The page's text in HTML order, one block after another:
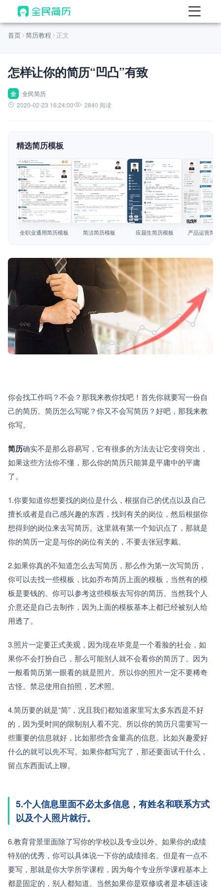
首页
AI 生成简历
AI 优化简历
AI 翻译简历
AI 模拟面试
面试自我介绍
AI 职场工具 New
简历模板
简历教程
首页 简历教程 正文
怎样让你的简历“凹凸”有致
全
全民简历
2020-02-23 16:24:00
2840 阅读
精选简历模板
查看模板
全职业通用简历模板
查看模板
简洁简历模板
查看模板
应届生简历模板
查看模板
产品运营简
你会找工作吗？不会？那我来教你找吧！首先你就要写一份自
己的简历。简历怎么写呢？你又不会写简历？好吧，那我来教
你写。
简历确实不是那么容易写，它有很多的方法去让它变得突出，
如果这些方法你不懂，那么你的简历只能算是平庸中的平庸
了。
1.你要知道你想要找的岗位是什么，根据自己的优点以及自己
擅长或者是自己感兴趣的东西，找到有关的岗位，然后根据你
想得到的岗位来去写简历。这里就有第一个知识点了，那就是
你的简历一定是与你的岗位有关的，不要去张冠李戴。
2.如果你真的不知道怎么去写简历，那么作为第一次写简历，
你可以去找一些模板，比如乔布简历上面的模板，当然有的模
板是要钱的。你可以参考这些模板去写你的简历。当然我个人
介意还是自己去制作，因为上面的模板基本上都已经被别人给
用透了。
3.照片一定要正式美观，因为现在毕竟是一个看脸的社会，如
果你不会打扮自己，那么可能别人就不会看你的简历了。因为
一般看简历第一眼看的就是照片。所以你的照片一定不要稀奇
古怪。禁忌使用自拍照，艺术照。
4.简历要的就是“简”，况且我们都知道家里写太多东西是不好
的，因为受时间的限制别人看不完。所以你的简历只需要写一
些重要的信息就好，比如那些含金量高的信息。比如兴趣爱好
什么的就可以先不写。如果你都写完了，那还要面试干什么，
留点东西面试上聊。
5.个人信息里面不必太多信息，有姓名和联系方式
以及个人照片就行。
6.教育背景里面除了写你的学校以及专业以外。如果你的成绩
特别的优秀，你可以具体说一下你的成绩排名。但是有一点不
要写，那就是你大学所学课程，因为每个专业所学课程基本上
都是固定的，别人都知道。当然如果你是双修或者是本硕连读